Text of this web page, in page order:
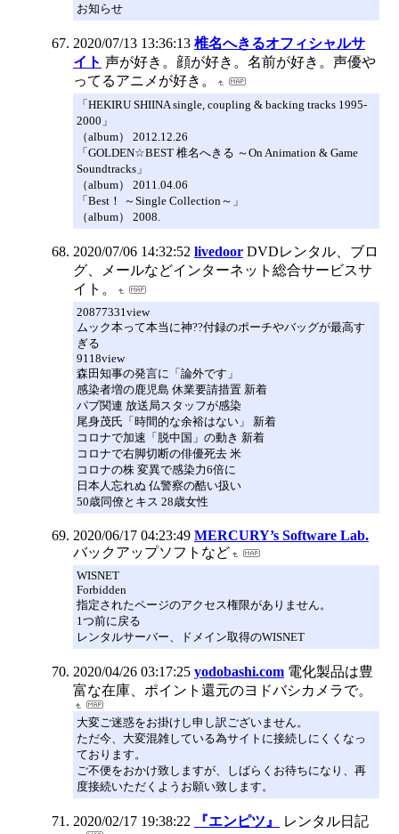
お知らせ
2020/07/13 13:36:13 椎名へきるオフィシャルサ
イト 声が好き。顔が好き。名前が好き。声優や
ってるアニメが好き。
「HEKIRU SHIINA single, coupling & backing tracks 1995-
2000」
（album） 2012.12.26
「GOLDEN☆BEST 椎名へきる ～On Animation & Game
Soundtracks」
（album） 2011.04.06
「Best！ ～Single Collection～」
（album） 2008.
2020/07/06 14:32:52 livedoor DVDレンタル、ブロ
グ、メールなどインターネット総合サービスサ
イト。
20877331view
ムック本って本当に神??付録のポーチやバッグが最高す
ぎる
9118view
森田知事の発言に「論外です」
感染者増の鹿児島 休業要請措置 新着
パブ関連 放送局スタッフが感染
尾身茂氏「時間的な余裕はない」 新着
コロナで加速「脱中国」の動き 新着
コロナで右脚切断の俳優死去 米
コロナの株 変異で感染力6倍に
日本人忘れぬ 仏警察の酷い扱い
50歳同僚とキス 28歳女性
2020/06/17 04:23:49 MERCURY’s Software Lab.
バックアップソフトなど
WISNET
Forbidden
指定されたページのアクセス権限がありません。
1つ前に戻る
レンタルサーバー、ドメイン取得のWISNET
2020/04/26 03:17:25 yodobashi.com 電化製品は豊
富な在庫、ポイント還元のヨドバシカメラで。
大変ご迷惑をお掛けし申し訳ございません。
ただ今、大変混雑している為サイトに接続しにくくなっ
ております。
ご不便をおかけ致しますが、しばらくお待ちになり、再
度接続いただくようお願い致します。
2020/02/17 19:38:22 『エンピツ』 レンタル日記